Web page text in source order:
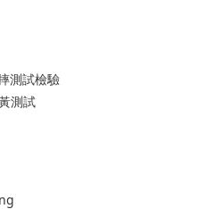
測試檢驗
測試